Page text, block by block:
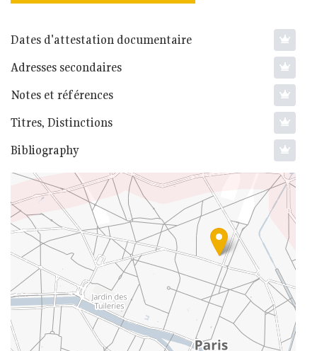
Dates d'attestation documentaire
Adresses secondaires
Notes et références
Titres, Distinctions
Bibliography